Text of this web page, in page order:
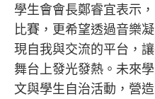
學生會會長鄭睿宜表示
比賽，更希望透過音樂
現自我與交流的平台，
舞台上發光發熱。未來
文與學生自治活動，營